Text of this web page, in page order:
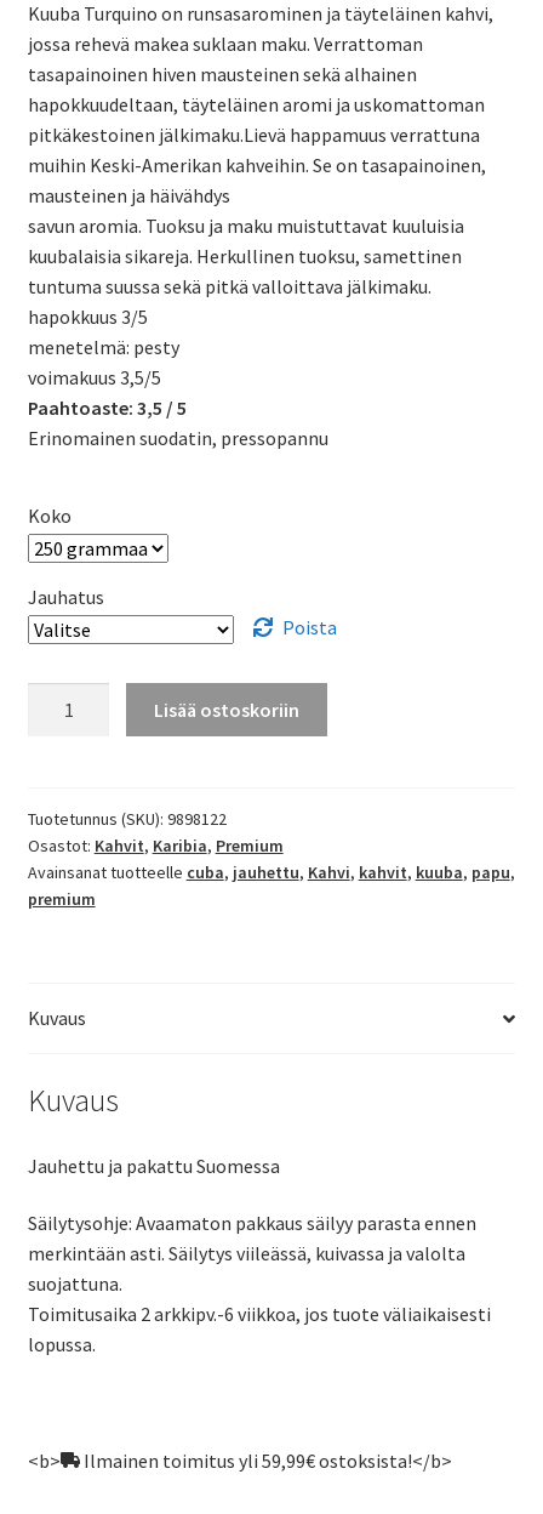
-
59,95 €
Kuuba Turquino on runsasarominen ja täyteläinen kahvi,
jossa rehevä makea suklaan maku. Verrattoman
tasapainoinen hiven mausteinen sekä alhainen
hapokkuudeltaan, täyteläinen aromi ja uskomattoman
pitkäkestoinen jälkimaku.Lievä happamuus verrattuna
muihin Keski-Amerikan kahveihin. Se on tasapainoinen,
mausteinen ja häivähdys
savun aromia. Tuoksu ja maku muistuttavat kuuluisia
kuubalaisia sikareja. Herkullinen tuoksu, samettinen
tuntuma suussa sekä pitkä valloittava jälkimaku.
hapokkuus 3/5
menetelmä: pesty
voimakuus 3,5/5
Paahtoaste: 3,5 / 5
Erinomainen suodatin, pressopannu
Koko
Jauhatus
Poista
määrä
Lisää ostoskoriin
Tuotetunnus (SKU): 9898122
Osastot: Kahvit, Karibia, Premium
Avainsanat tuotteelle cuba, jauhettu, Kahvi, kahvit, kuuba, papu,
premium
Kuvaus
Kuvaus
Jauhettu ja pakattu Suomessa
Säilytysohje: Avaamaton pakkaus säilyy parasta ennen
merkintään asti. Säilytys viileässä, kuivassa ja valolta
suojattuna.
Toimitusaika 2 arkkipv.-6 viikkoa, jos tuote väliaikaisesti
lopussa.
<b> Ilmainen toimitus yli 59,99€ ostoksista!</b>